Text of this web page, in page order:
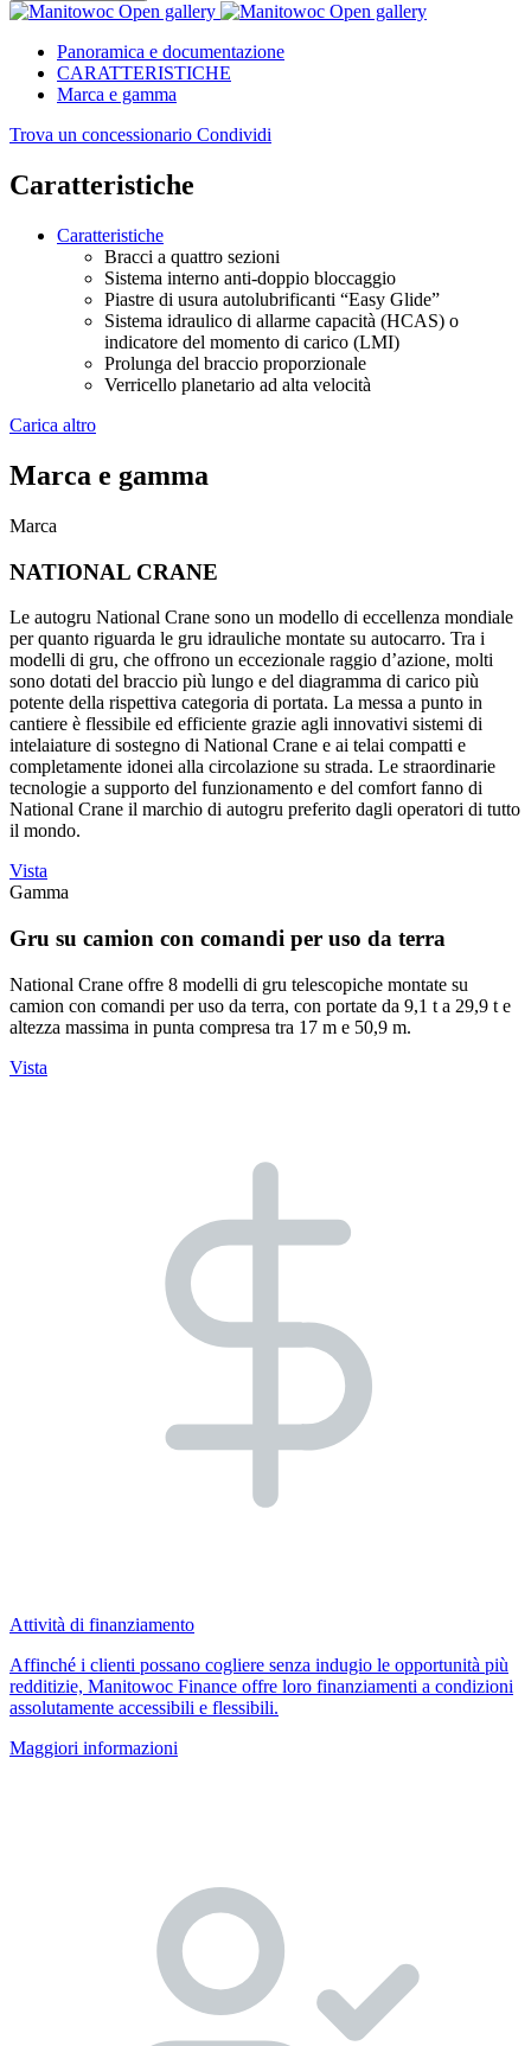
Open gallery
Open gallery
Panoramica e documentazione
CARATTERISTICHE
Marca e gamma
Trova un concessionario Condividi
Caratteristiche
Caratteristiche
Bracci a quattro sezioni
Sistema interno anti-doppio bloccaggio
Piastre di usura autolubrificanti “Easy Glide”
Sistema idraulico di allarme capacità (HCAS) o
indicatore del momento di carico (LMI)
Prolunga del braccio proporzionale
Verricello planetario ad alta velocità
Carica altro
Marca e gamma
Marca
NATIONAL CRANE
Le autogru National Crane sono un modello di eccellenza mondiale
per quanto riguarda le gru idrauliche montate su autocarro. Tra i
modelli di gru, che offrono un eccezionale raggio d’azione, molti
sono dotati del braccio più lungo e del diagramma di carico più
potente della rispettiva categoria di portata. La messa a punto in
cantiere è flessibile ed efficiente grazie agli innovativi sistemi di
intelaiature di sostegno di National Crane e ai telai compatti e
completamente idonei alla circolazione su strada. Le straordinarie
tecnologie a supporto del funzionamento e del comfort fanno di
National Crane il marchio di autogru preferito dagli operatori di tutto
il mondo.
Vista
Gamma
Gru su camion con comandi per uso da terra
National Crane offre 8 modelli di gru telescopiche montate su
camion con comandi per uso da terra, con portate da 9,1 t a 29,9 t e
altezza massima in punta compresa tra 17 m e 50,9 m.
Vista
Attività di finanziamento
Affinché i clienti possano cogliere senza indugio le opportunità più
redditizie, Manitowoc Finance offre loro finanziamenti a condizioni
assolutamente accessibili e flessibili.
Maggiori informazioni